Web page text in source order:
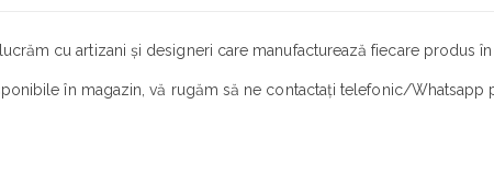
cu artizani și designeri care manufacturează fiecare produs
în magazin, vă rugăm să ne contactați telefonic/Whatsapp